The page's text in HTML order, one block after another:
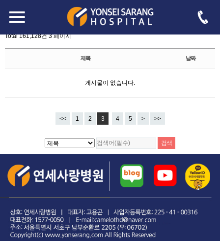
자유게시판
Total 161,128건3 페이지
제목 날짜
게시물이 없습니다.
<< 1 2 3 4 5 > >>